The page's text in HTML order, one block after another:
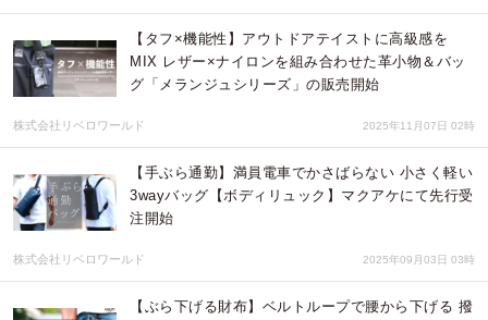
【タフ×機能性】アウトドアテイストに高級感を
MIX レザー×ナイロンを組み合わせた革小物＆バッ
グ「メランジュシリーズ」の販売開始
株式会社リベロワールド 2025年11月07日 02時
【手ぶら通勤】満員電車でかさばらない 小さく軽い
3wayバッグ【ボディリュック】マクアケにて先行受
注開始
株式会社リベロワールド 2025年09月03日 03時
【ぶら下げる財布】ベルトループで腰から下げる 撥